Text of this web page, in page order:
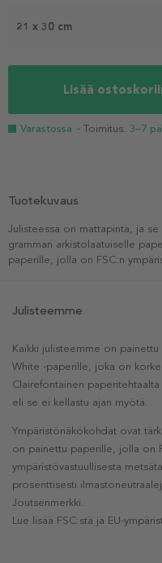
21 x 30 cm
Lisää
Varastossa - Toimitus: 3–7
Tuotekuvaus
Julisteessa on mattapinta, ja
gramman arkistolaatuiselle
paperille, jolla on FSC:n
Julisteemme
Kaikki julisteemme on
White -paperille, joka on
Clairefontainen
eli se ei kellastu ajan myötä.
Ympäristönäkökohdat ovat
on painettu paperille, jolla on
ympäristövastuullisesta
prosenttisesti
Joutsenmerkki.
Lue lisää FSC:stä ja EU-